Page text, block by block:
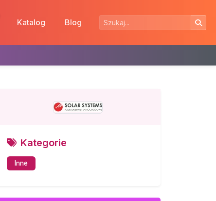
Katalog Blog
Kategorie
Inne